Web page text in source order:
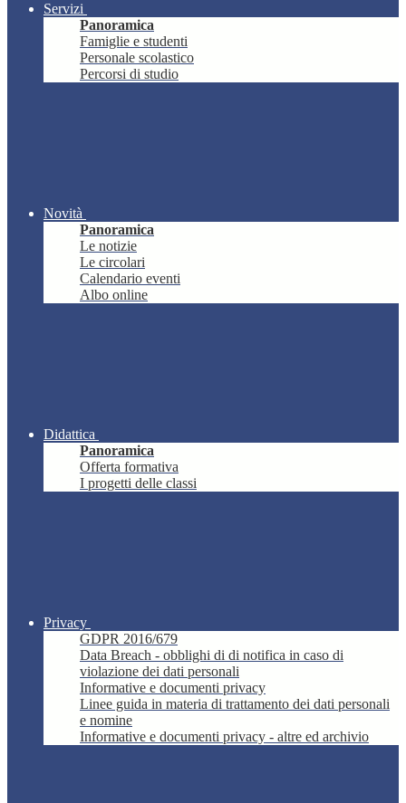
Servizi
Panoramica
Famiglie e studenti
Personale scolastico
Percorsi di studio
Novità
Panoramica
Le notizie
Le circolari
Calendario eventi
Albo online
Didattica
Panoramica
Offerta formativa
I progetti delle classi
Privacy
GDPR 2016/679
Data Breach - obblighi di di notifica in caso di
violazione dei dati personali
Informative e documenti privacy
Linee guida in materia di trattamento dei dati personali
e nomine
Informative e documenti privacy - altre ed archivio